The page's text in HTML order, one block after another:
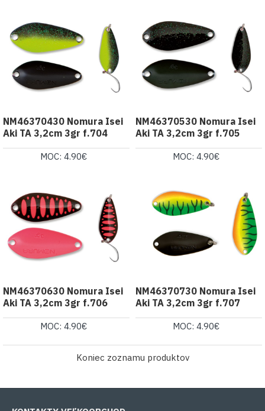
NM46370430 Nomura Isei
Aki TA 3,2cm 3gr f.704
MOC: 4.90€
NM46370530 Nomura Isei
Aki TA 3,2cm 3gr f.705
MOC: 4.90€
NM46370630 Nomura Isei
Aki TA 3,2cm 3gr f.706
MOC: 4.90€
NM46370730 Nomura Isei
Aki TA 3,2cm 3gr f.707
MOC: 4.90€
Koniec zoznamu produktov